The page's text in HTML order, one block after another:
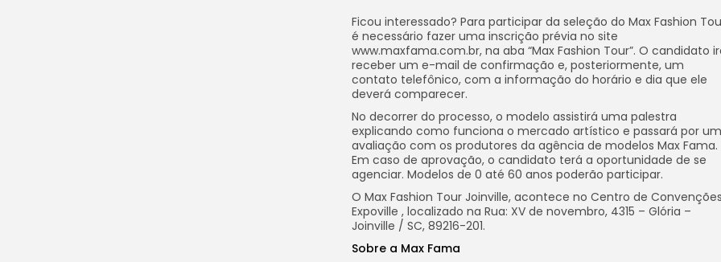
Ficou interessado? Para participar da seleção do Max Fashion
é necessário fazer uma inscrição prévia no site
www.maxfama.com.br, na aba “Max Fashion Tour”. O candidato
receber um e-mail de confirmação e, posteriormente, um
contato telefônico, com a informação do horário e dia que ele
deverá comparecer.
No decorrer do processo, o modelo assistirá uma palestra
explicando como funciona o mercado artístico e passará por
avaliação com os produtores da agência de modelos Max Fama.
Em caso de aprovação, o candidato terá a oportunidade de se
agenciar. Modelos de 0 até 60 anos poderão participar.
O Max Fashion Tour Joinville, acontece no Centro de
Expoville , localizado na Rua: XV de novembro, 4315 – Glória –
Joinville / SC, 89216-201.
Sobre a Max Fama